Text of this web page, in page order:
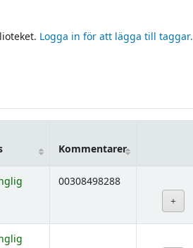
Logga in för att lägga till taggar.
Kommentarer
00308498288